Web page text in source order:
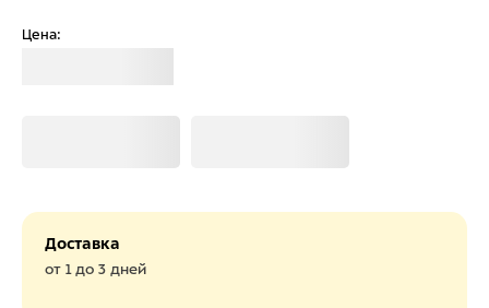
Цена:
Доставка
от 1 до 3 дней